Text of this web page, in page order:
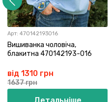
Арт: 470142193016
Вишиванка чоловіча,
блакитна 470142193-016
від 1310 грн
1637 грн